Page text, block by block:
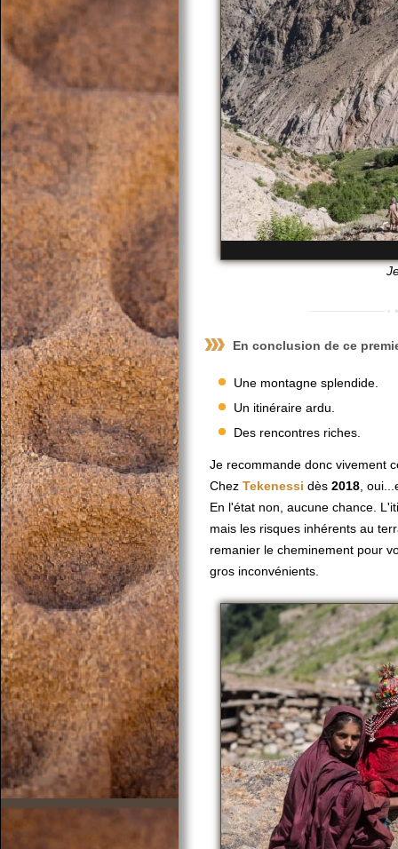
En conclusion de ce
Une montagne splendide.
Un itinéraire ardu.
Des rencontres riches.
Je recommande donc vivement
Chez Tekenessi dès 2018 ,
En l'état non, aucune chance.
mais les risques inhérents au
remanier le cheminement pour
gros inconvénients.